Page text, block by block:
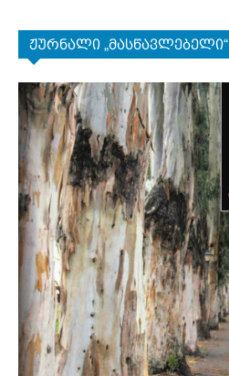
ჟურნალი „მასწავლებელი“